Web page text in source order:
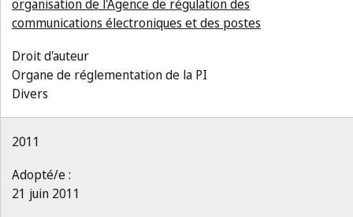
organisation de l'Agence de régulation des
communications électroniques et des postes
Droit d'auteur
Organe de réglementation de la PI
Divers
2011
Adopté/e :
21 juin 2011